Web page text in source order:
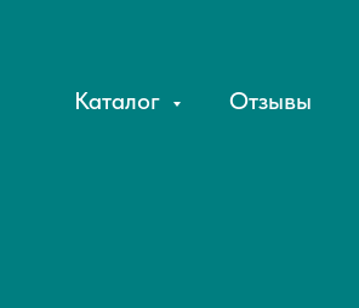
Каталог Отзывы